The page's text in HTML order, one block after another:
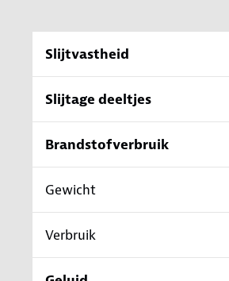
Slijtvastheid
Slijtage deeltjes
Brandstofverbruik
Gewicht
Verbruik